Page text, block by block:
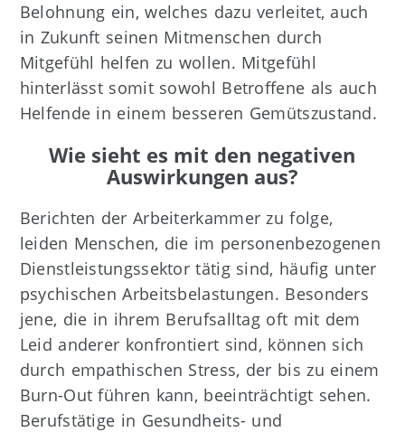
Belohnung ein, welches dazu verleitet, auch
in Zukunft seinen Mitmenschen durch
Mitgefühl helfen zu wollen. Mitgefühl
hinterlässt somit sowohl Betroffene als auch
Helfende in einem besseren Gemütszustand.
Wie sieht es mit den negativen
Auswirkungen aus?
Berichten der Arbeiterkammer zu folge,
leiden Menschen, die im personenbezogenen
Dienstleistungssektor tätig sind, häufig unter
psychischen Arbeitsbelastungen. Besonders
jene, die in ihrem Berufsalltag oft mit dem
Leid anderer konfrontiert sind, können sich
durch empathischen Stress, der bis zu einem
Burn-Out führen kann, beeinträchtigt sehen.
Berufstätige in Gesundheits- und